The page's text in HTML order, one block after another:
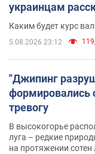
украинцам
Каким будет курс
5.08.2026 23:12
"Джипинг
формировались
тревогу
В высокогорье
луга – редкие
на протяжении сотен